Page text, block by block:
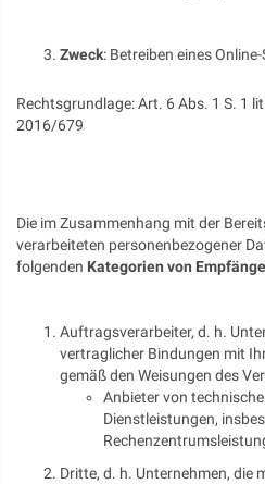
Zweck: Betreiben eines
Rechtsgrundlage: Art. 6 Abs. 1 S. 1
2016/679
Die im Zusammenhang mit der
verarbeiteten personenbezogener
folgenden Kategorien von
Auftragsverarbeiter, d. h.
vertraglicher Bindungen mit
gemäß den Weisungen des
Anbieter von
Dienstleistungen,
Dritte, d. h. Unternehmen, die